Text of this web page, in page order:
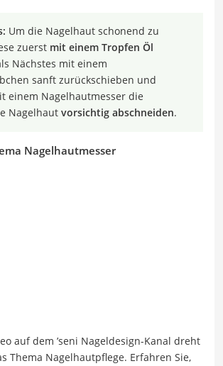
Um die Nagelhaut schonend zu
zuerst mit einem Tropfen Öl
Nächstes mit einem
sanft zurückschieben und
einem Nagelhautmesser die
Nagelhaut vorsichtig abschneiden.
Nagelhautmesser
auf dem ’seni Nageldesign-Kanal dreht
Thema Nagelhautpflege. Erfahren Sie,